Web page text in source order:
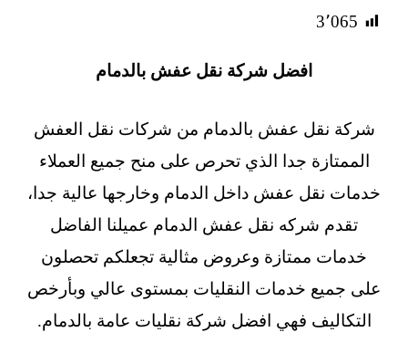
3٬065
افضل شركة نقل عفش بالدمام
شركة نقل عفش بالدمام من شركات نقل العفش
الممتازة جدا الذي تحرص على منح جميع العملاء
خدمات نقل عفش داخل الدمام وخارجها عالية جدا،
تقدم شركه نقل عفش الدمام عميلنا الفاضل
خدمات ممتازة وعروض مثالية تجعلكم تحصلون
على جميع خدمات النقليات بمستوى عالي وبأرخص
التكاليف فهي افضل شركة نقليات عامة بالدمام.